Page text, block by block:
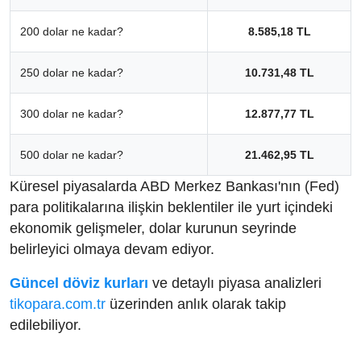
200 dolar ne kadar? 8.585,18 TL
250 dolar ne kadar? 10.731,48 TL
300 dolar ne kadar? 12.877,77 TL
500 dolar ne kadar? 21.462,95 TL
Küresel piyasalarda ABD Merkez Bankası'nın (Fed)
para politikalarına ilişkin beklentiler ile yurt içindeki
ekonomik gelişmeler, dolar kurunun seyrinde
belirleyici olmaya devam ediyor.
Güncel döviz kurları ve detaylı piyasa analizleri
tikopara.com.tr üzerinden anlık olarak takip
edilebiliyor.